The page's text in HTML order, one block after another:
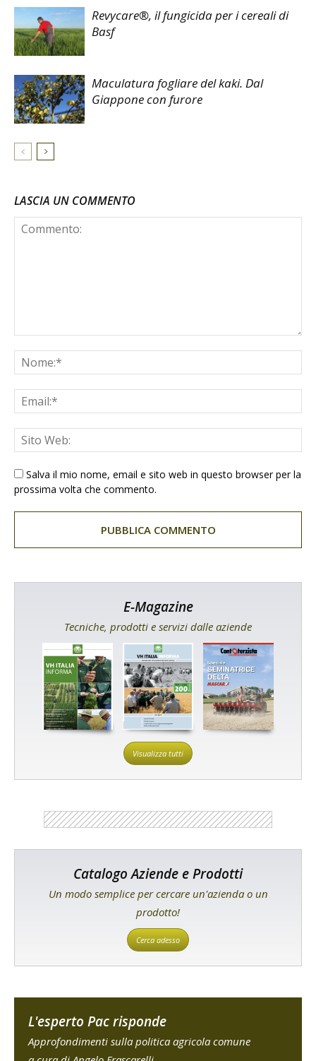
Revycare®, il fungicida per i cereali di
Basf
Maculatura fogliare del kaki. Dal
Giappone con furore
LASCIA UN COMMENTO
Salva il mio nome, email e sito web in questo browser per la
prossima volta che commento.
E-Magazine
Tecniche, prodotti e servizi dalle aziende
Visualizza tutti
Catalogo Aziende e Prodotti
Un modo semplice per cercare un'azienda o un
prodotto!
Cerca adesso
L'esperto Pac risponde
Approfondimenti sulla politica agricola comune